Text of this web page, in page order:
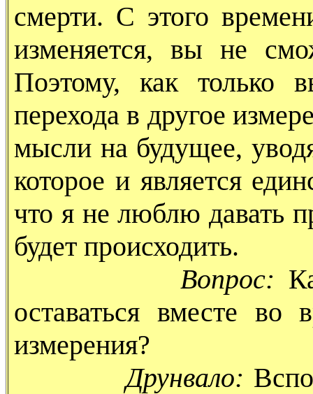
смерти. С этого
изменяется, вы не
Поэтому, как только
перехода в другое
мысли на будущее,
которое и является
что я не люблю давать
будет происходить.
Вопрос:
оставаться вместе во
измерения?
Друнвало: